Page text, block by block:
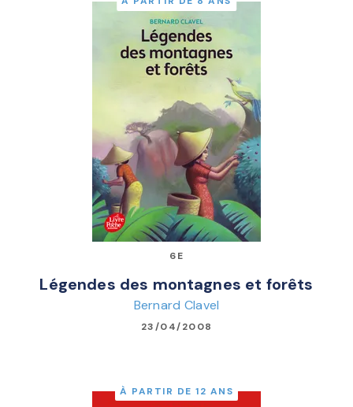
6E
Légendes des montagnes et forêts
Bernard Clavel
23/04/2008
À PARTIR DE 12 ANS